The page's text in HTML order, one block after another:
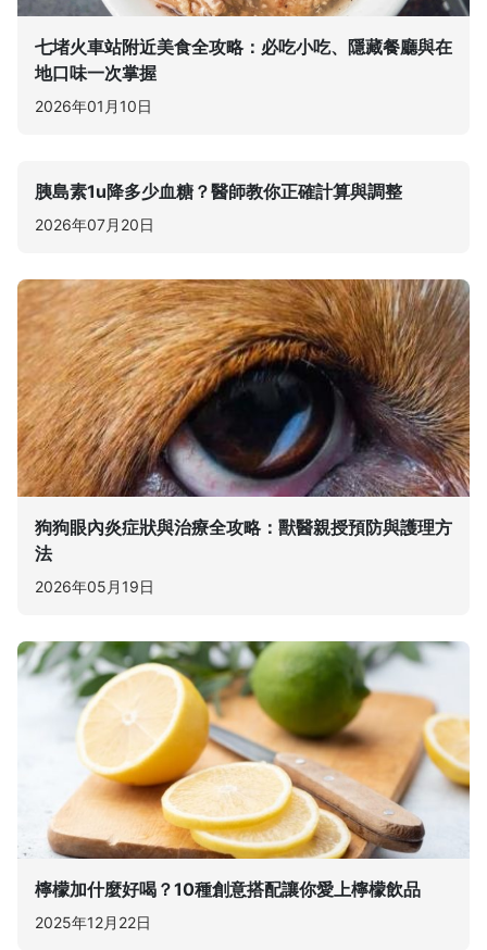
七堵火車站附近美食全攻略：必吃小吃、隱藏餐廳與在
地口味一次掌握
2026年01月10日
胰島素1u降多少血糖？醫師教你正確計算與調整
2026年07月20日
狗狗眼內炎症狀與治療全攻略：獸醫親授預防與護理方
法
2026年05月19日
檸檬加什麼好喝？10種創意搭配讓你愛上檸檬飲品
2025年12月22日